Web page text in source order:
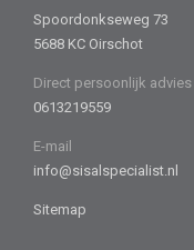
Spoordonkseweg 73
5688 KC Oirschot
Direct persoonlijk advies
0613219559
E-mail
info@sisalspecialist.nl
Sitemap